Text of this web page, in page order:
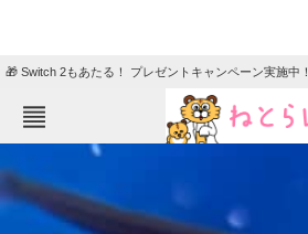
🎁 Switch 2もあたる！ プレゼントキャンペーン実施中！
ねとらぼメニュー
TOP
エンタメ